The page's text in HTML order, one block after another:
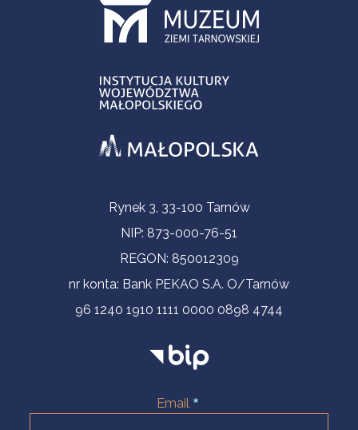
Informacje kontaktoweRynek 3, 33-100 Tarnów
NIP: 873-000-76-51
REGON: 850012309
nr konta: Bank PEKAO S.A. O/Tarnów
96 1240 1910 1111 0000 0898 4744
Email